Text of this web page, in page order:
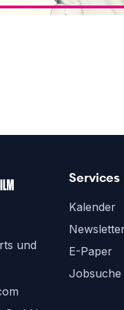
und
Services
Kalender
E-Paper
Jobsuche